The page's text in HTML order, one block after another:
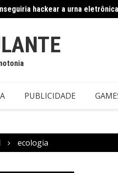
hackear a urna
remota
PUBLICIDADE
ecologia